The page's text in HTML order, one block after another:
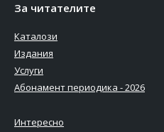
За читателите
Каталози
Издания
Услуги
Абонамент периодика - 2026
Интересно